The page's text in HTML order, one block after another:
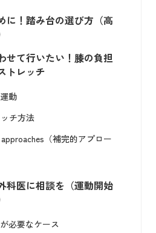
に！踏み台の選び方（高
せて行いたい！膝の負担
トレッチ
動
チ方法
（補完的アプロー
科医に相談を（運動開始
必要なケース